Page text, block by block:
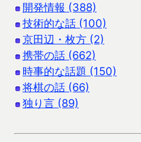
開発情報 (388)
技術的な話 (100)
京田辺・枚方 (2)
携帯の話 (662)
時事的な話題 (150)
将棋の話 (66)
独り言 (89)